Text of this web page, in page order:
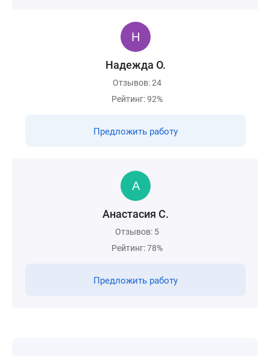
Надежда О.
Отзывов: 24
Рейтинг: 92%
Предложить работу
Анастасия С.
Отзывов: 5
Рейтинг: 78%
Предложить работу